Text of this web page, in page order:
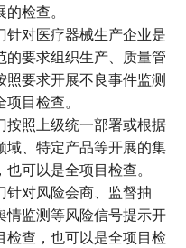
检查。
对医疗器械生产企业是
要求组织生产、质量管
要求开展不良事件监测
目检查。
按照上级统一部署或根据
域、特定产品等开展的集
可以是全项目检查。
对风险会商、监督抽
情监测等风险信号提示开
查，也可以是全项目检